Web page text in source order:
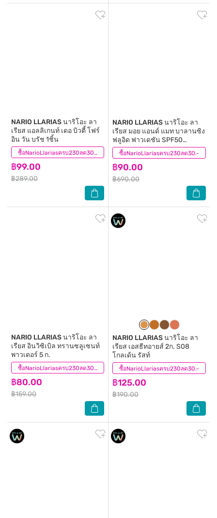
ซื้อNarioLlariasครบ230ลด30.-
NARIO LLARIASนาริโอะ ลา
เรียส แอลลิเกนท์ เดอ บิวตี้ โฟร์
อิน วัน บรัช 1ชิ้น
฿99.00
฿289.00
(1) ซื้อNarioLlariasครบ230ลด30.-
NARIO LLARIASนาริโอะ ลา
เรียส มอย แอนด์ แมท บาลานซิง
ฟลูอิด ฟาวเดชัน SPF50
PA++++ 03 มิดเดิล โทสต์
฿90.00
฿690.00
(7)
ซื้อNarioLlariasครบ230ลด30.-
NARIO LLARIASนาริโอะ ลา
เรียส อินวิซิเบิล ทรานซลูเซนท์
พาวเดอร์ 5 ก.
฿80.00
฿159.00
(61) ซื้อNarioLlariasครบ230ลด30.-
NARIO LLARIASนาริโอะ ลา
เรียส เอสธีทอายส์ 2ก. S08
โกลเด้น รัสท์
฿125.00
฿190.00
(0)